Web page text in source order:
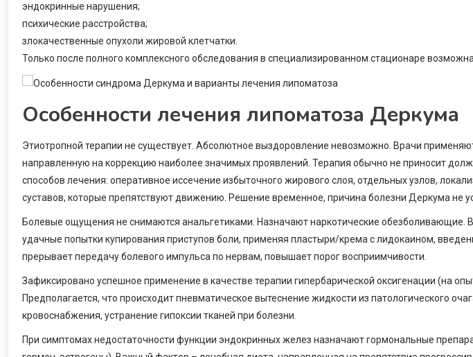
эндокринные нарушения;
психические расстройства;
злокачественные опухоли жировой клетчатки.
Только после полного комплексного обследования в специализированном стационаре
Особенности лечения липоматоза Деркума
Этиотропной терапии не существует. Абсолютное выздоровление невозможно. Врачи
направленную на коррекцию наиболее значимых проявлений. Терапия обычно не приносит
способов лечения: оперативное иссечение избыточного жирового слоя, отдельных узлов,
суставов, которые препятствуют движению. Решение временное, причина болезни Деркума не
Болевые ощущения не снимаются анальгетиками. Назначают наркотические обезболивающие.
удачные попытки купирования приступов боли, применяя пластыри/крема с лидокаином,
прерывает передачу болевого импульса по нервам, повышает порог восприимчивости.
Зафиксировано успешное применение в качестве терапии гипербарической оксигенации (на
Предполагается, что происходит пневматическое вытеснение жидкости из патологического
кровоснабжения, устранение гипоксии тканей при болезни.
При симптомах недостаточности функции эндокринных желез назначают гормональные